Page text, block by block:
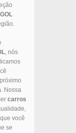
GOL
, nós
. Nossa
carros
você
se